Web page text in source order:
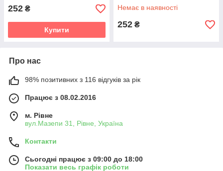
252 ₴
Купити
Немає в наявності
252 ₴
Про нас
98% позитивних з 116 відгуків за рік
Працює з 08.02.2016
м. Рівне
вул.Мазепи 31, Рівне, Україна
Контакти
Сьогодні працює з 09:00 до 18:00
Показати весь графік роботи